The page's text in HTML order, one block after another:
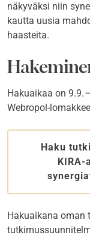
näkyväksi niin
kautta uusia
haasteita.
Hakuaikaa on 9.9.–
Webropol-
Haku
Hakuaikana oman